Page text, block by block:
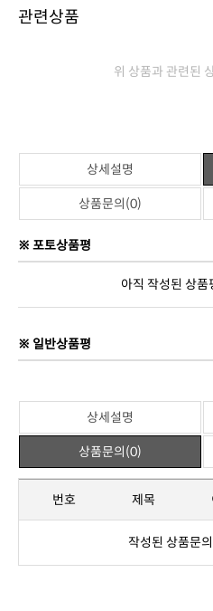
관련상품
위 상품과 관련된
상세설명
상품문의(0)
※ 포토상품평
아직 작성된 상품
※ 일반상품평
상세설명
상품문의(0)
번호 제목
작성된 상품문